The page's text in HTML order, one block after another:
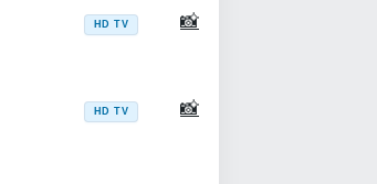
HD TV 📸
HD TV 📸